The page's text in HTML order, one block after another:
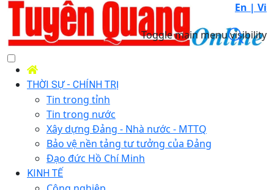
En | Vi
Toggle main menu visibility
THỜI SỰ - CHÍNH TRỊ
Tin trong tỉnh
Tin trong nước
Xây dựng Đảng - Nhà nước - MTTQ
Bảo vệ nền tảng tư tưởng của Đảng
Đạo đức Hồ Chí Minh
KINH TẾ